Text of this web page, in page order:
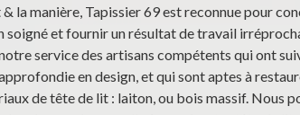
la manière, Tapissier 69 est reconnue pour
soigné et fournir un résultat de travail
service des artisans compétents qui ont
en design, et qui sont aptes à
de tête de lit : laiton, ou bois massif. Nous